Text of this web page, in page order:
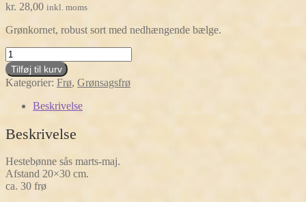
kr. 28,00 inkl. moms
Grønkornet, robust sort med nedhængende bælge.
Bønne,
hestebønne
(Valsk
bønne)
Hangdown
Tilføj til kurv
Kategorier: Frø, Grønsagsfrø
Beskrivelse
Beskrivelse
Hestebønne sås marts-maj.
Afstand 20×30 cm.
ca. 30 frø